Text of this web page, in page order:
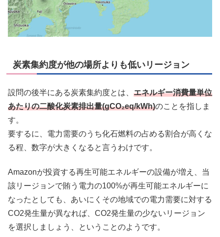
炭素集約度が他の場所よりも低いリージョン
設問の後半にある炭素集約度とは、 エネルギー消費量単位
あたりの二酸化炭素排出量(gCO₂eq/kWh)のことを指しま
す。
要するに、電力需要のうち化石燃料の占める割合が高くな
る程、数字が大きくなると言うわけです。
Amazonが投資する再生可能エネルギーの設備が増え、当
該リージョンで賄う電力の100%が再生可能エネルギーに
なったとしても、あいにくその地域での電力需要に対する
CO2発生量が異なれば、CO2発生量の少ないリージョン
を選択しましょう、ということのようです。